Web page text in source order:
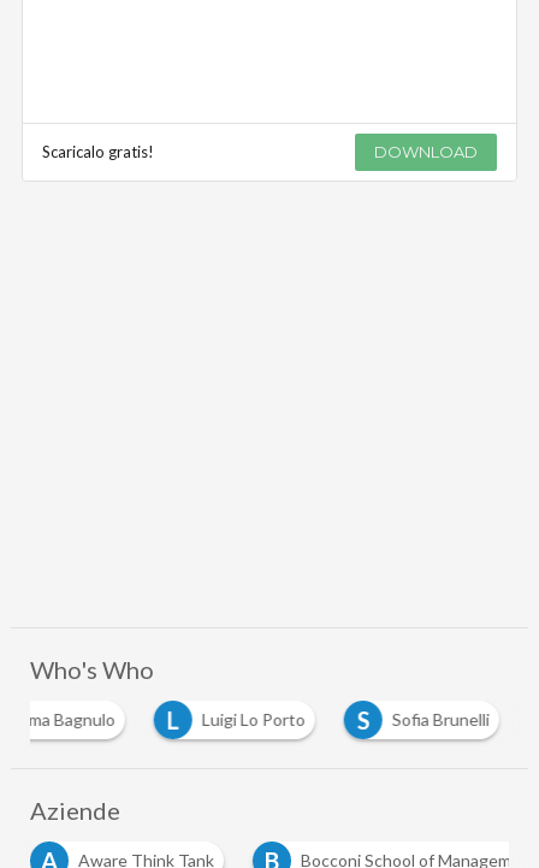
Scaricalo gratis! DOWNLOAD
Who's Who
Emma Bagnulo L Luigi Lo Porto S Sofia Brunelli
Aziende
A
Aware Think Tank B Bocconi School of Management